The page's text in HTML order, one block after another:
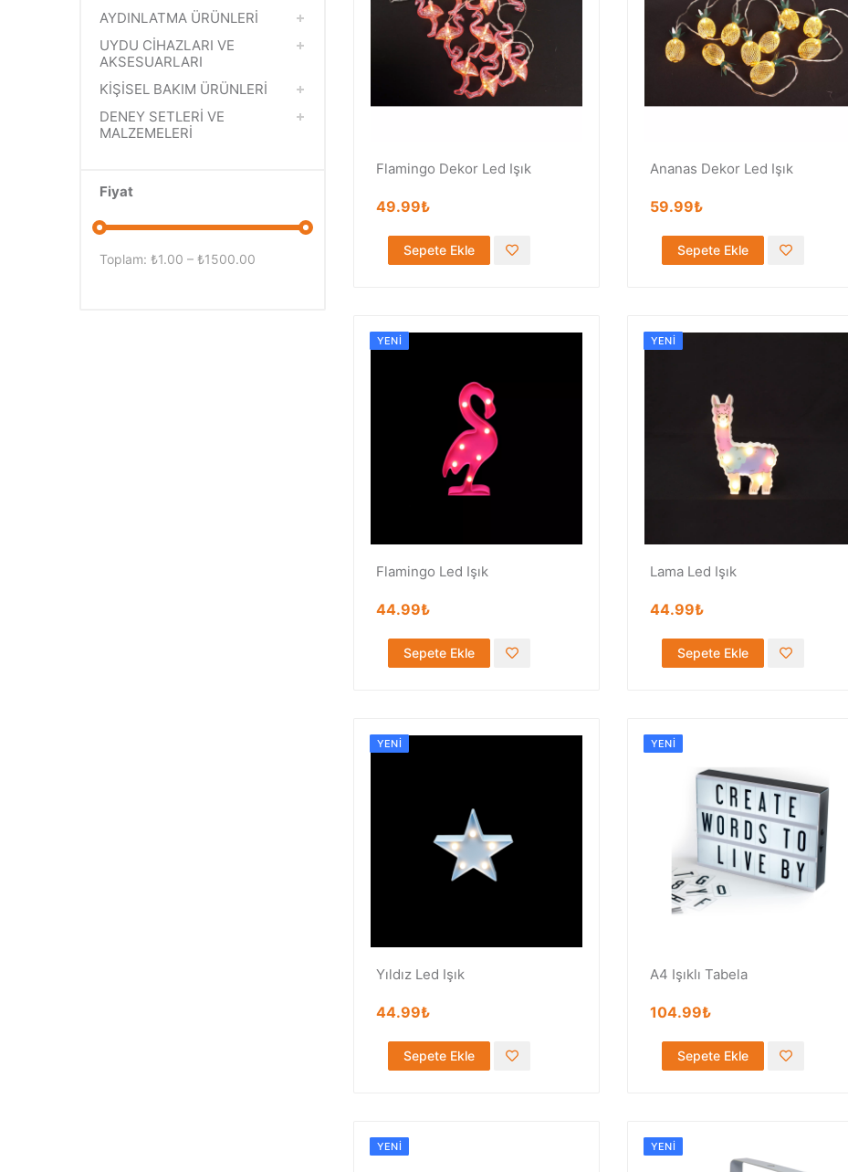
AYDINLATMA ÜRÜNLERİ
UYDU CİHAZLARI VE
AKSESUARLARI
KİŞİSEL BAKIM ÜRÜNLERİ
DENEY SETLERİ VE
MALZEMELERİ
Fiyat
Toplam: ₺1.00 – ₺1500.00
Flamingo Dekor Led Işık
49.99₺
Sepete Ekle
Ananas Dekor Led Işık
59.99₺
Sepete Ekle
YENI
Flamingo Led Işık
44.99₺
Sepete Ekle
YENI
Lama Led Işık
44.99₺
Sepete Ekle
YENI
Yıldız Led Işık
44.99₺
Sepete Ekle
YENI
A4 Işıklı Tabela
104.99₺
Sepete Ekle
YENI YENI